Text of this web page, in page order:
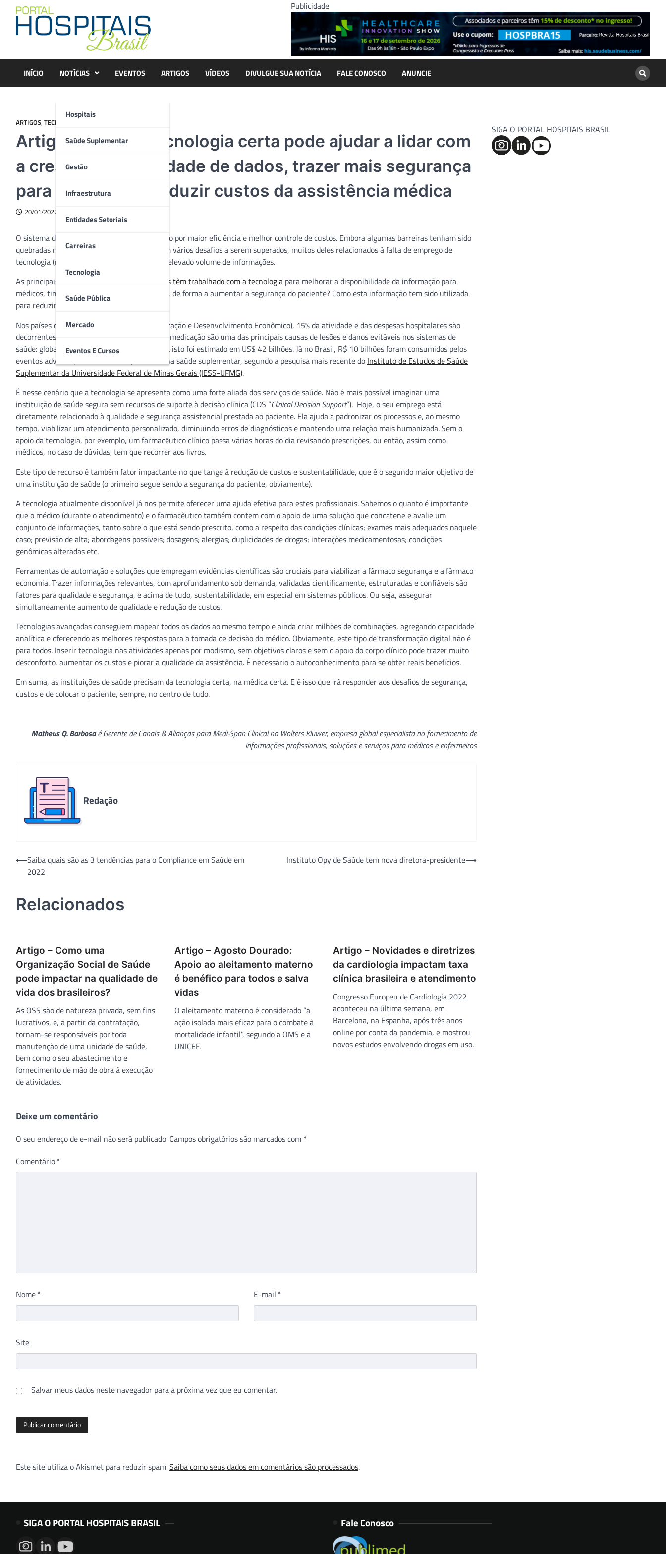
content
Publicidade
INÍCIO NOTÍCIAS
Hospitais
Saúde Suplementar
Gestão
Infraestrutura
Entidades Setoriais
Carreiras
Tecnologia
Saúde Pública
Mercado
Eventos E Cursos
EVENTOS ARTIGOS VÍDEOS DIVULGUE SUA NOTÍCIA FALE CONOSCO ANUNCIE
ARTIGOS, TECNOLOGIA
Artigo – Como a tecnologia certa pode ajudar a lidar com
a crescente quantidade de dados, trazer mais segurança
para pacientes e reduzir custos da assistência médica
20/01/2022
O sistema de saúde vive em constante pressão por maior eficiência e melhor controle de custos. Embora algumas barreiras tenham sido
quebradas nesses últimos anos, ainda existem vários desafios a serem superados, muitos deles relacionados à falta de emprego de
tecnologia (na medida certa) para lidar com o elevado volume de informações.
As principais perguntas são:
como os hospitais têm trabalhado com a tecnologia para melhorar a disponibilidade da informação para
médicos, time de enfermagem, farmacêuticos, de forma a aumentar a segurança do paciente? Como esta informação tem sido utilizada
para reduzir os custos dos tratamentos?
Nos países da OCDE (Organização para Cooperação e Desenvolvimento Econômico), 15% da atividade e das despesas hospitalares são
decorrentes de eventos adversos. Os erros de medicação são uma das principais causas de lesões e danos evitáveis nos sistemas de
saúde: globalmente, o custo anual associado a isto foi estimado em US$ 42 bilhões. Já no Brasil, R$ 10 bilhões foram consumidos pelos
eventos adversos, no ano de 2017, somente na saúde suplementar, segundo a pesquisa mais recente do Instituto de Estudos de Saúde
Suplementar da Universidade Federal de Minas Gerais (IESS-UFMG).
É nesse cenário que a tecnologia se apresenta como uma forte aliada dos serviços de saúde. Não é mais possível imaginar uma
instituição de saúde segura sem recursos de suporte à decisão clínica (CDS “Clinical Decision Support”). Hoje, o seu emprego está
diretamente relacionado à qualidade e segurança assistencial prestada ao paciente. Ela ajuda a padronizar os processos e, ao mesmo
tempo, viabilizar um atendimento personalizado, diminuindo erros de diagnósticos e mantendo uma relação mais humanizada. Sem o
apoio da tecnologia, por exemplo, um farmacêutico clínico passa várias horas do dia revisando prescrições, ou então, assim como
médicos, no caso de dúvidas, tem que recorrer aos livros.
Este tipo de recurso é também fator impactante no que tange à redução de custos e sustentabilidade, que é o segundo maior objetivo de
uma instituição de saúde (o primeiro segue sendo a segurança do paciente, obviamente).
A tecnologia atualmente disponível já nos permite oferecer uma ajuda efetiva para estes profissionais. Sabemos o quanto é importante
que o médico (durante o atendimento) e o farmacêutico também contem com o apoio de uma solução que concatene e avalie um
conjunto de informações, tanto sobre o que está sendo prescrito, como a respeito das condições clínicas; exames mais adequados naquele
caso; previsão de alta; abordagens possíveis; dosagens; alergias; duplicidades de drogas; interações medicamentosas; condições
genômicas alteradas etc.
Ferramentas de automação e soluções que empregam evidências científicas são cruciais para viabilizar a fármaco segurança e a fármaco
economia. Trazer informações relevantes, com aprofundamento sob demanda, validadas cientificamente, estruturadas e confiáveis são
fatores para qualidade e segurança, e acima de tudo, sustentabilidade, em especial em sistemas públicos. Ou seja, assegurar
simultaneamente aumento de qualidade e redução de custos.
Tecnologias avançadas conseguem mapear todos os dados ao mesmo tempo e ainda criar milhões de combinações, agregando capacidade
analítica e oferecendo as melhores respostas para a tomada de decisão do médico. Obviamente, este tipo de transformação digital não é
para todos. Inserir tecnologia nas atividades apenas por modismo, sem objetivos claros e sem o apoio do corpo clínico pode trazer muito
desconforto, aumentar os custos e piorar a qualidade da assistência. É necessário o autoconhecimento para se obter reais benefícios.
Em suma, as instituições de saúde precisam da tecnologia certa, na médica certa. E é isso que irá responder aos desafios de segurança,
custos e de colocar o paciente, sempre, no centro de tudo.
Matheus Q. Barbosaé Gerente de Canais & Alianças para Medi-Span Clinical na Wolters Kluwer, empresa global especialista no fornecimento de
informações profissionais, soluções e serviços para médicos e enfermeiros
Redação
Navegação
⟵Saiba quais são as 3 tendências para o Compliance em Saúde em
2022
Instituto Opy de Saúde tem nova diretora-presidente⟶
Relacionados
Artigo – Como uma
Organização Social de Saúde
pode impactar na qualidade de
vida dos brasileiros?
As OSS são de natureza privada, sem fins
lucrativos, e, a partir da contratação,
tornam-se responsáveis por toda
manutenção de uma unidade de saúde,
bem como o seu abastecimento e
fornecimento de mão de obra à execução
de atividades.
Artigo – Agosto Dourado:
Apoio ao aleitamento materno
é benéfico para todos e salva
vidas
O aleitamento materno é considerado “a
ação isolada mais eficaz para o combate à
mortalidade infantil”, segundo a OMS e a
UNICEF.
Artigo – Novidades e diretrizes
da cardiologia impactam taxa
clínica brasileira e atendimento
Congresso Europeu de Cardiologia 2022
aconteceu na última semana, em
Barcelona, na Espanha, após três anos
online por conta da pandemia, e mostrou
novos estudos envolvendo drogas em uso.
Deixe um comentário
O seu endereço de e-mail não será publicado. Campos obrigatórios são marcados com *
Comentário *
Nome * E-mail *
Site
Salvar meus dados neste navegador para a próxima vez que eu comentar.
Este site utiliza o Akismet para reduzir spam.Saiba como seus dados em comentários são processados.
SIGA O PORTAL HOSPITAIS BRASIL
SIGA O PORTAL HOSPITAIS BRASIL Fale Conosco